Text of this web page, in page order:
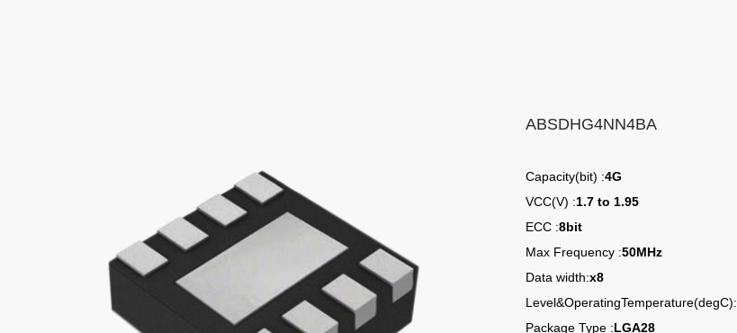
ABSDHG4NN4BA
Capacity(bit) :4G
VCC(V) :1.7 to 1.95
ECC :8bit
Max Frequency :50MHz
Data width:x8
Level&OperatingTemperature(degC):
Package Type :LGA28